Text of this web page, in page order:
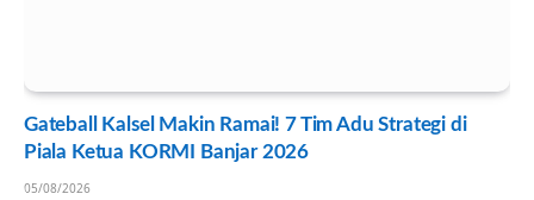
Gateball Kalsel Makin Ramai! 7 Tim Adu Strategi di
Piala Ketua KORMI Banjar 2026
05/08/2026